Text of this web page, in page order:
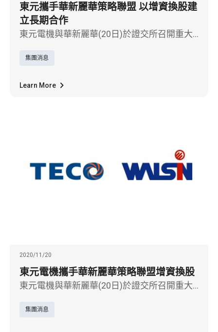
東元攜手華新麗華策略聯盟 以增資換股建
立長期合作
東元電機與華新麗華(20日)於證交所召開重大
方式，進行換股交易，以深化業務策略聯盟之
化應用與新能源產業等領域，並且針對既有客
集團消息
Learn More
2020/11/20
東元電機攜手華新麗華策略聯盟增資換股
東元電機與華新麗華(20日)於證交所召開重大
聯盟，透過股份交換深化長期夥伴關係，結合
集團消息